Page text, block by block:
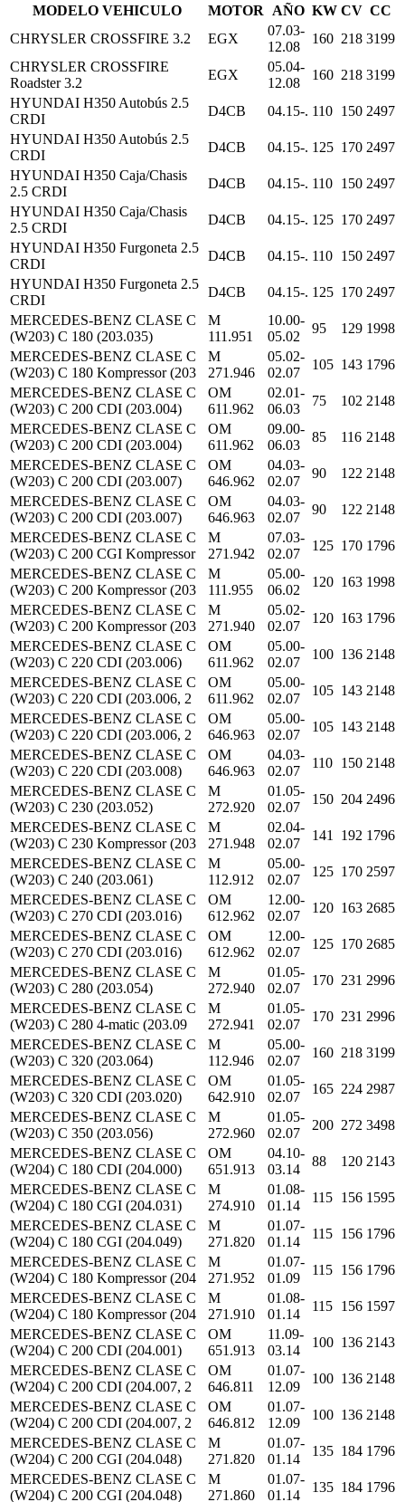
MODELO VEHICULO
MOTOR AÑO KW CV CC
CHRYSLER CROSSFIRE 3.2
EGX
07.03-
12.08
160 218 3199
CHRYSLER CROSSFIRE
Roadster 3.2
EGX
05.04-
12.08
160 218 3199
HYUNDAI H350 Autobús 2.5
CRDI
D4CB 04.15-. 110 150 2497
HYUNDAI H350 Autobús 2.5
CRDI
D4CB 04.15-. 125 170 2497
HYUNDAI H350 Caja/Chasis
2.5 CRDI
D4CB 04.15-. 110 150 2497
HYUNDAI H350 Caja/Chasis
2.5 CRDI
D4CB 04.15-. 125 170 2497
HYUNDAI H350 Furgoneta 2.5
CRDI
D4CB 04.15-. 110 150 2497
HYUNDAI H350 Furgoneta 2.5
CRDI
D4CB 04.15-. 125 170 2497
MERCEDES-BENZ CLASE C
(W203) C 180 (203.035)
M
111.951
10.00-
05.02
95 129 1998
MERCEDES-BENZ CLASE C
(W203) C 180 Kompressor (203
M
271.946
05.02-
02.07
105 143 1796
MERCEDES-BENZ CLASE C
(W203) C 200 CDI (203.004)
OM
611.962
02.01-
06.03
75 102 2148
MERCEDES-BENZ CLASE C
(W203) C 200 CDI (203.004)
OM
611.962
09.00-
06.03
85 116 2148
MERCEDES-BENZ CLASE C
(W203) C 200 CDI (203.007)
OM
646.962
04.03-
02.07
90 122 2148
MERCEDES-BENZ CLASE C
(W203) C 200 CDI (203.007)
OM
646.963
04.03-
02.07
90 122 2148
MERCEDES-BENZ CLASE C
(W203) C 200 CGI Kompressor
M
271.942
07.03-
02.07
125 170 1796
MERCEDES-BENZ CLASE C
(W203) C 200 Kompressor (203
M
111.955
05.00-
06.02
120 163 1998
MERCEDES-BENZ CLASE C
(W203) C 200 Kompressor (203
M
271.940
05.02-
02.07
120 163 1796
MERCEDES-BENZ CLASE C
(W203) C 220 CDI (203.006)
OM
611.962
05.00-
02.07
100 136 2148
MERCEDES-BENZ CLASE C
(W203) C 220 CDI (203.006, 2
OM
611.962
05.00-
02.07
105 143 2148
MERCEDES-BENZ CLASE C
(W203) C 220 CDI (203.006, 2
OM
646.963
05.00-
02.07
105 143 2148
MERCEDES-BENZ CLASE C
(W203) C 220 CDI (203.008)
OM
646.963
04.03-
02.07
110 150 2148
MERCEDES-BENZ CLASE C
(W203) C 230 (203.052)
M
272.920
01.05-
02.07
150 204 2496
MERCEDES-BENZ CLASE C
(W203) C 230 Kompressor (203
M
271.948
02.04-
02.07
141 192 1796
MERCEDES-BENZ CLASE C
(W203) C 240 (203.061)
M
112.912
05.00-
02.07
125 170 2597
MERCEDES-BENZ CLASE C
(W203) C 270 CDI (203.016)
OM
612.962
12.00-
02.07
120 163 2685
MERCEDES-BENZ CLASE C
(W203) C 270 CDI (203.016)
OM
612.962
12.00-
02.07
125 170 2685
MERCEDES-BENZ CLASE C
(W203) C 280 (203.054)
M
272.940
01.05-
02.07
170 231 2996
MERCEDES-BENZ CLASE C
(W203) C 280 4-matic (203.09
M
272.941
01.05-
02.07
170 231 2996
MERCEDES-BENZ CLASE C
(W203) C 320 (203.064)
M
112.946
05.00-
02.07
160 218 3199
MERCEDES-BENZ CLASE C
(W203) C 320 CDI (203.020)
OM
642.910
01.05-
02.07
165 224 2987
MERCEDES-BENZ CLASE C
(W203) C 350 (203.056)
M
272.960
01.05-
02.07
200 272 3498
MERCEDES-BENZ CLASE C
(W204) C 180 CDI (204.000)
OM
651.913
04.10-
03.14
88 120 2143
MERCEDES-BENZ CLASE C
(W204) C 180 CGI (204.031)
M
274.910
01.08-
01.14
115 156 1595
MERCEDES-BENZ CLASE C
(W204) C 180 CGI (204.049)
M
271.820
01.07-
01.14
115 156 1796
MERCEDES-BENZ CLASE C
(W204) C 180 Kompressor (204
M
271.952
01.07-
01.09
115 156 1796
MERCEDES-BENZ CLASE C
(W204) C 180 Kompressor (204
M
271.910
01.08-
01.14
115 156 1597
MERCEDES-BENZ CLASE C
(W204) C 200 CDI (204.001)
OM
651.913
11.09-
03.14
100 136 2143
MERCEDES-BENZ CLASE C
(W204) C 200 CDI (204.007, 2
OM
646.811
01.07-
12.09
100 136 2148
MERCEDES-BENZ CLASE C
(W204) C 200 CDI (204.007, 2
OM
646.812
01.07-
12.09
100 136 2148
MERCEDES-BENZ CLASE C
(W204) C 200 CGI (204.048)
M
271.820
01.07-
01.14
135 184 1796
MERCEDES-BENZ CLASE C
(W204) C 200 CGI (204.048)
M
271.860
01.07-
01.14
135 184 1796